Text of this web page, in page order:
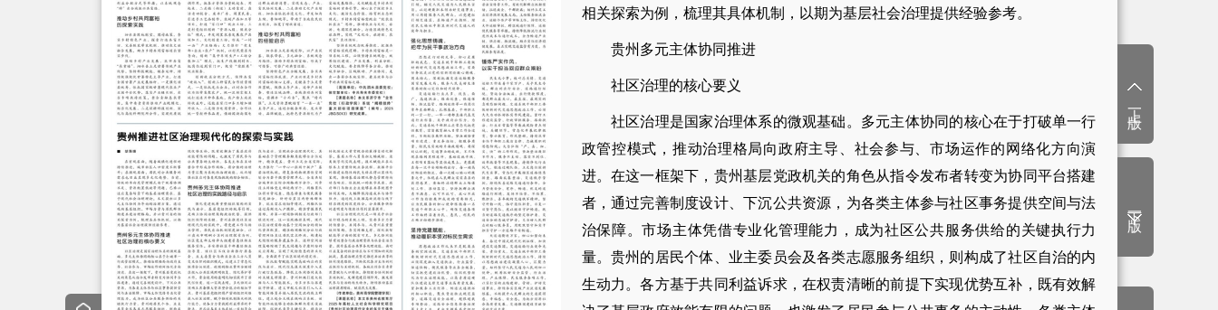
相关探索为例，梳理其具体机制，以期为基层社会治理提供经验参考。
贵州多元主体协同推进
社区治理的核心要义
社区治理是国家治理体系的微观基础。多元主体协同的核心在于打破单一行
政管控模式，推动治理格局向政府主导、社会参与、市场运作的网络化方向演
进。在这一框架下，贵州基层党政机关的角色从指令发布者转变为协同平台搭建
者，通过完善制度设计、下沉公共资源，为各类主体参与社区事务提供空间与法
治保障。市场主体凭借专业化管理能力，成为社区公共服务供给的关键执行力
量。贵州的居民个体、业主委员会及各类志愿服务组织，则构成了社区自治的内
生动力。各方基于共同利益诉求，在权责清晰的前提下实现优势互补，既有效解